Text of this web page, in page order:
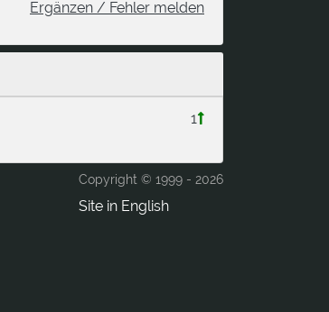
Ergänzen / Fehler melden
1
Copyright © 1999 - 2026
Site in English